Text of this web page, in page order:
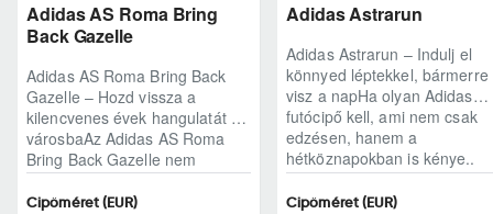
Adidas AS Roma Bring
Back Gazelle
Adidas AS Roma Bring Back
Gazelle – Hozd vissza a
kilencvenes évek hangulatát a
városbaAz Adidas AS Roma
Bring Back Gazelle nem
egyszerű sneaker, hane..
Cipőméret (EUR)
Adidas Astrarun
Adidas Astrarun – Indulj el
könnyed léptekkel, bármerre
visz a napHa olyan Adidas
futócipő kell, ami nem csak
edzésen, hanem a
hétköznapokban is kénye..
Cipőméret (EUR)